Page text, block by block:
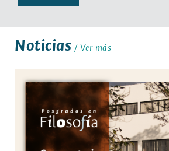
Noticias Ver más